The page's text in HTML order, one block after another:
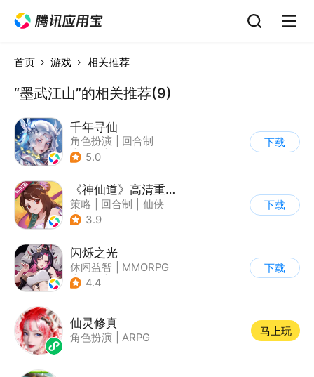
首页 游戏 相关推荐
“墨武江山”的相关推荐(9)
千年寻仙
角色扮演
回合制
| 仙侠
5.0
下载
《神仙道》高清重制版
策略 回合制
仙侠
| 中国风
3.9
下载
闪烁之光
休闲益智
MMORPG
| 战争
4.4
下载
仙灵修真
角色扮演 ARPG
马上玩